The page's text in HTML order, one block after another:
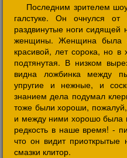
Последним зрителем
галстуке. Он очнулся
раздвинутые ноги сидящей
женщины. Женщина была
красивой, лет сорока, но
подтянутая. В низком
видна ложбинка между
упругие и нежные, и
знанием дела подумал
тоже были хороши,
и между ними хорошо была
редкость в наше время! -
что он видит приоткрытые
смазки клитор.